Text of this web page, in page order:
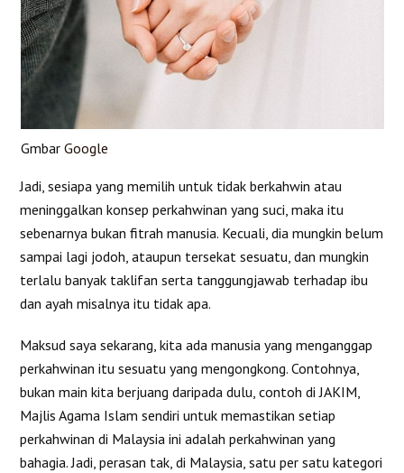
Gmbar Google
Jadi, sesiapa yang memilih untuk tidak berkahwin atau
meninggalkan konsep perkahwinan yang suci, maka itu
sebenarnya bukan fitrah manusia. Kecuali, dia mungkin belum
sampai lagi jodoh, ataupun tersekat sesuatu, dan mungkin
terlalu banyak taklifan serta tanggungjawab terhadap ibu
dan ayah misalnya itu tidak apa.
Maksud saya sekarang, kita ada manusia yang menganggap
perkahwinan itu sesuatu yang mengongkong. Contohnya,
bukan main kita berjuang daripada dulu, contoh di JAKIM,
Majlis Agama Islam sendiri untuk memastikan setiap
perkahwinan di Malaysia ini adalah perkahwinan yang
bahagia. Jadi, perasan tak, di Malaysia, satu per satu kategori